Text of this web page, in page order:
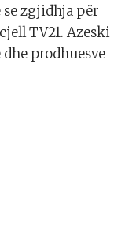
zgjidhja për
TV21. Azeski
prodhuesve